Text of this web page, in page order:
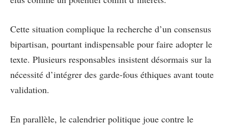
Cette situation complique la recherche d’un consensus
bipartisan, pourtant indispensable pour faire adopter le
texte. Plusieurs responsables insistent désormais sur la
nécessité d’intégrer des garde-fous éthiques avant toute
validation.
En parallèle, le calendrier politique joue contre le